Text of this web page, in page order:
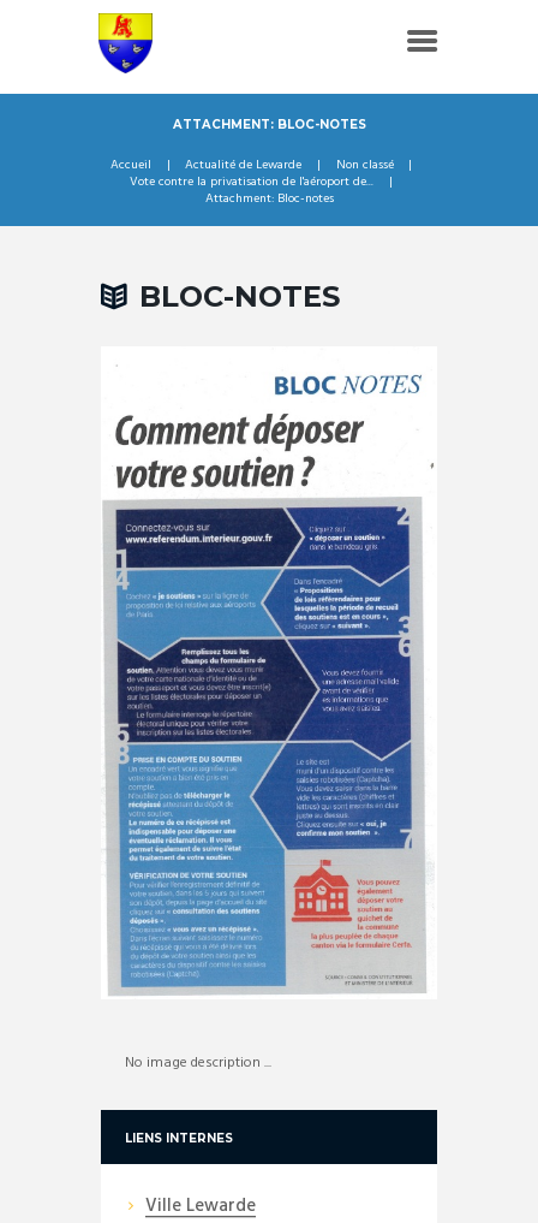
ATTACHMENT: BLOC-NOTES
Accueil Actualité de Lewarde
Non classé
Vote contre la privatisation de l'aéroport de...
Attachment: Bloc-notes
BLOC-NOTES
No image description ...
LIENS INTERNES
Ville Lewarde